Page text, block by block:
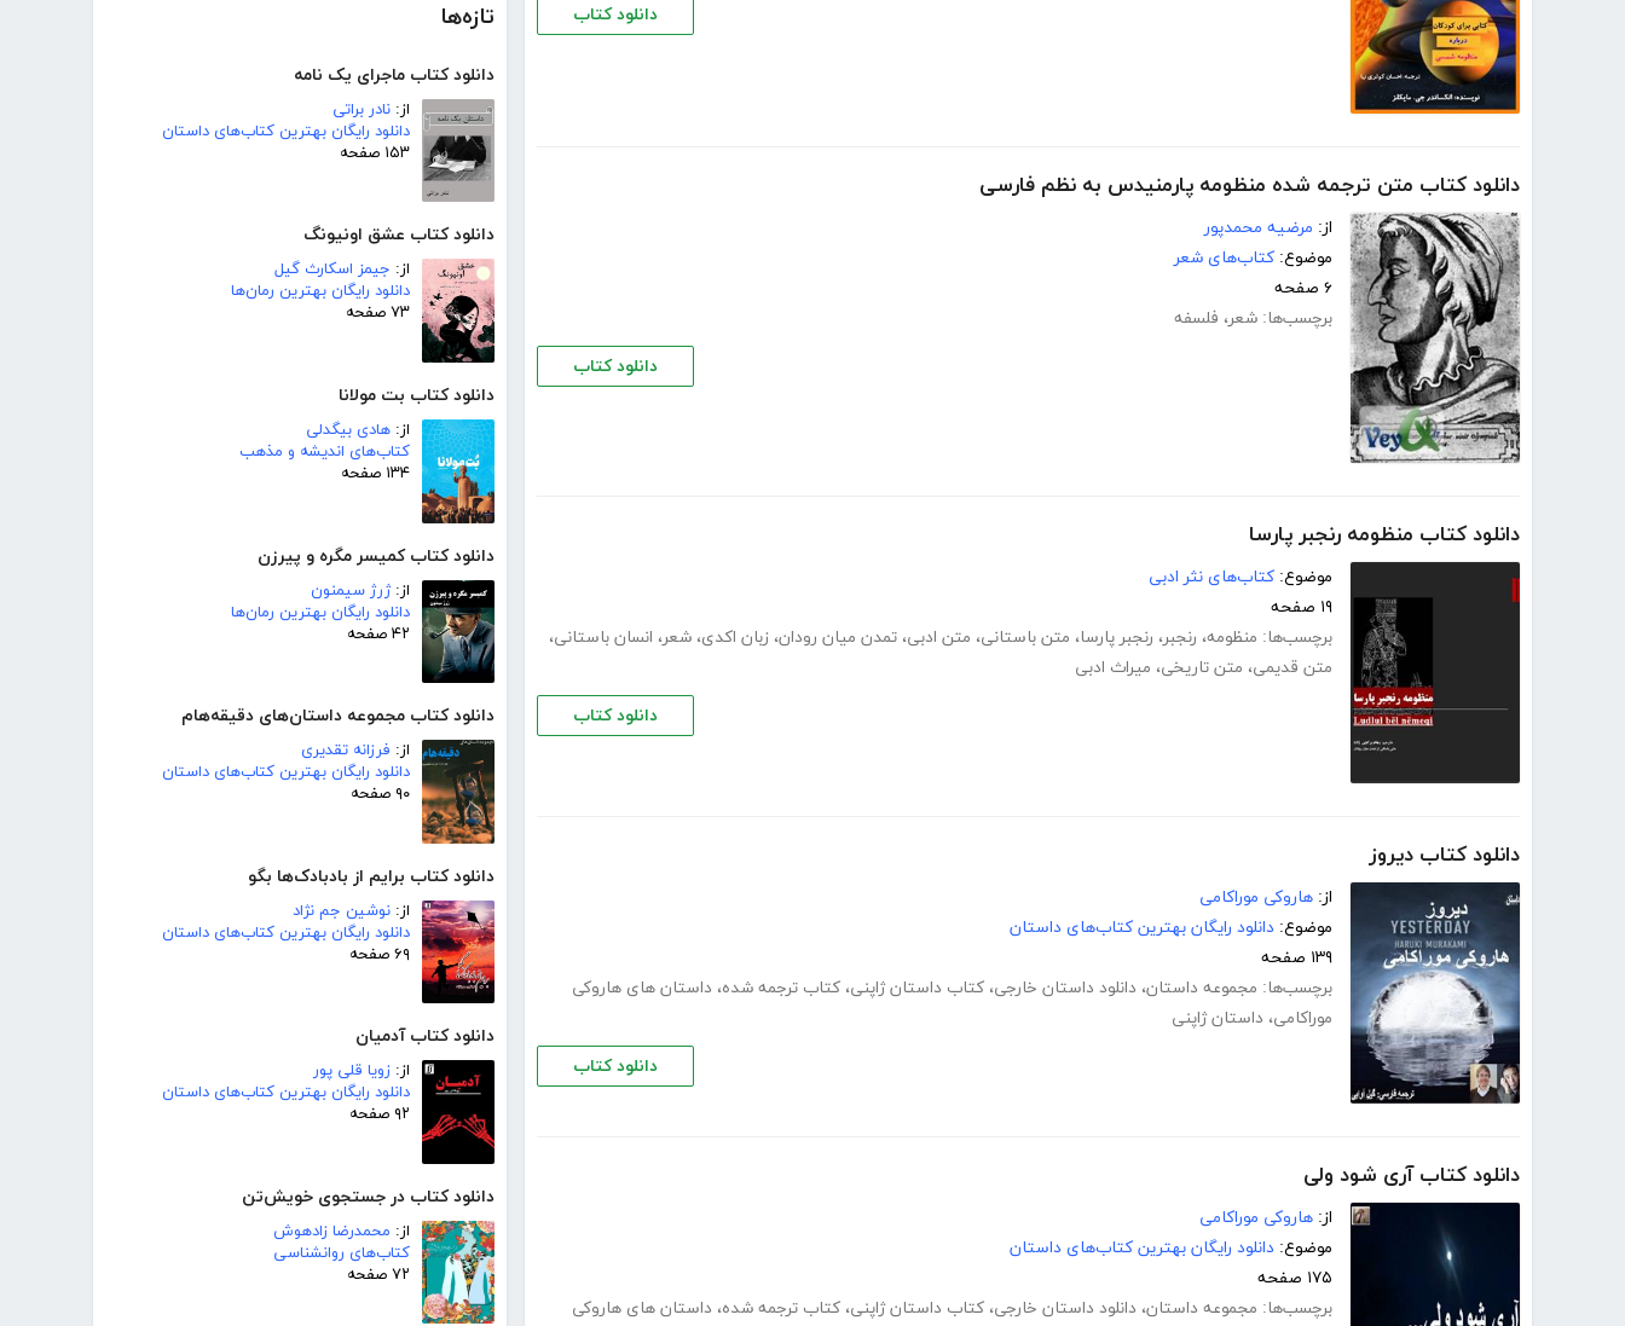
تازه‌ها
دانلود کتاب ماجرای یک نامه
از: نادر براتی
دانلود رایگان بهترین کتاب‌های داستان
۱۵۳ صفحه
دانلود کتاب عشق اونیونگ
از: جیمز اسکارث گیل
دانلود رایگان بهترین رمان‌ها
۷۳ صفحه
دانلود کتاب بت مولانا
از: هادی بیگدلی
کتاب‌های اندیشه و مذهب
۱۳۴ صفحه
دانلود کتاب کمیسر مگره و پیرزن
از:ژرژ سیمنون
دانلود رایگان بهترین رمان‌ها
۴۲ صفحه
دانلود کتاب مجموعه داستان‌های دقیقه‌هام
از: فرزانه تقدیری
دانلود رایگان بهترین کتاب‌های داستان
۹۰ صفحه
دانلود کتاب برایم از بادبادک‌ها بگو
از: نوشین جم نژاد
دانلود رایگان بهترین کتاب‌های داستان
۶۹ صفحه
دانلود کتاب آدمیان
از: زویا قلی پور
دانلود رایگان بهترین کتاب‌های داستان
۹۲ صفحه
دانلود کتاب در جستجوی خویش‌تن
از: محمدرضا زادهوش
کتاب‌های روانشناسی
۷۲ صفحه
دانلود کتاب
دانلود کتاب متن ترجمه شده منظومه پارمنیدس به نظم فارسی
از: مرضیه محمدپور
موضوع: کتاب‌های شعر
۶ صفحه
برچسب‌ها: شعر، فلسفه
دانلود کتاب
دانلود کتاب منظومه رنجبر پارسا
موضوع: کتاب‌های نثر ادبی
۱۹ صفحه
برچسب‌ها: منظومه، رنجبر، رنجبر پارسا، متن باستانی، متن ادبی، تمدن میان رودان، زبان اکدی، شعر، انسان باستانی،
متن قدیمی، متن تاریخی، میراث ادبی
دانلود کتاب
دانلود کتاب دیروز
از: هاروکی موراکامی
موضوع: دانلود رایگان بهترین کتاب‌های داستان
۱۳۹ صفحه
برچسب‌ها: مجموعه داستان، دانلود داستان خارجی، کتاب داستان ژاپنی، کتاب ترجمه شده، داستان های هاروکی
موراکامی، داستان ژاپنی
دانلود کتاب
دانلود کتاب آری شود ولی
از: هاروکی موراکامی
موضوع: دانلود رایگان بهترین کتاب‌های داستان
۱۷۵ صفحه
برچسب‌ها: مجموعه داستان، دانلود داستان خارجی، کتاب داستان ژاپنی، کتاب ترجمه شده، داستان های هاروکی